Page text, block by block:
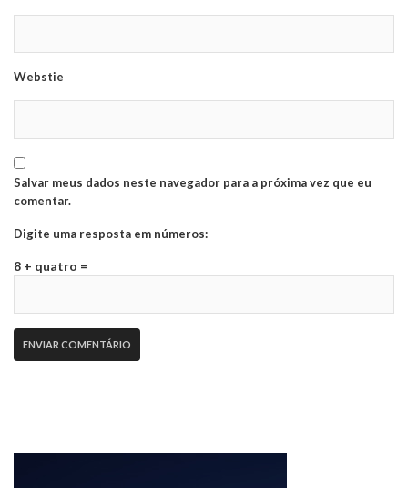
Webstie
Salvar meus dados neste navegador para a próxima vez que eu
comentar.
Digite uma resposta em números:
8 + quatro =